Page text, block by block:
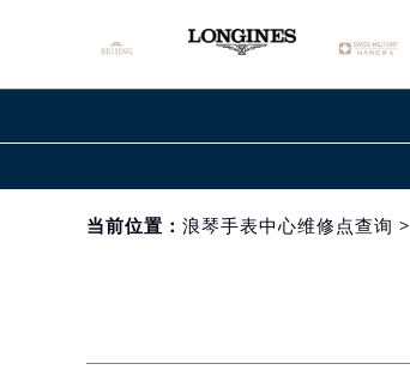
当前位置： 浪琴手表中心维修点查询 >